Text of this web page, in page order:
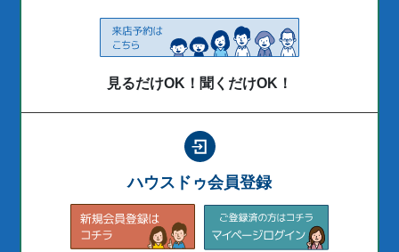
見るだけOK！聞くだけOK！
ハウスドゥ会員登録